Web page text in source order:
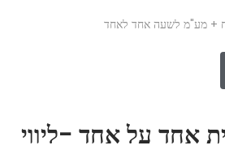
אחד על אחד -ליווי